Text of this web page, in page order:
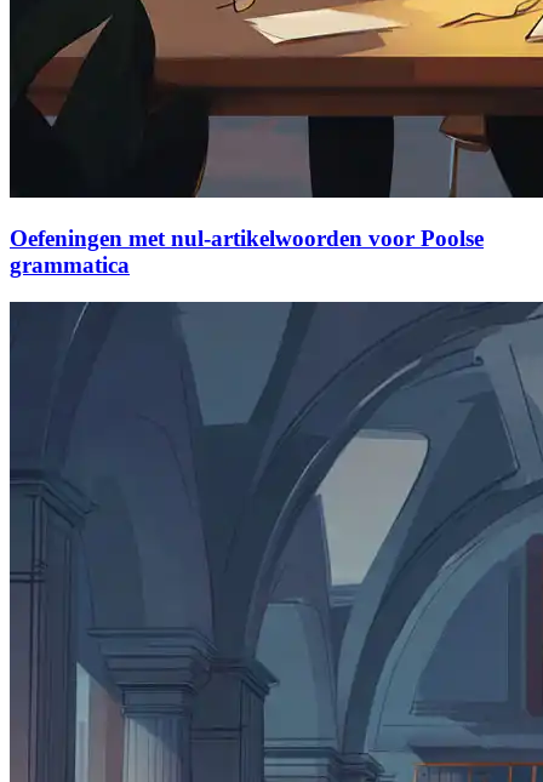
Oefeningen met nul-artikelwoorden voor Poolse
grammatica